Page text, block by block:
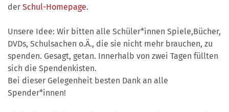
der Schul-Homepage.
Unsere Idee: Wir bitten alle Schüler*innen Spiele,Bücher,
DVDs, Schulsachen o.Ä., die sie nicht mehr brauchen, zu
spenden. Gesagt, getan. Innerhalb von zwei Tagen füllten
sich die Spendenkisten.
Bei dieser Gelegenheit besten Dank an alle
Spender*innen!